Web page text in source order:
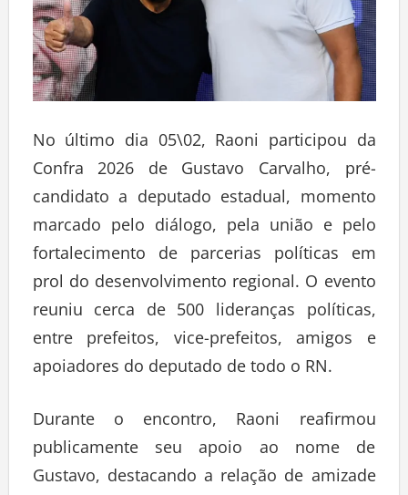
No último dia 05\02, Raoni participou da
Confra 2026 de Gustavo Carvalho, pré-
candidato a deputado estadual, momento
marcado pelo diálogo, pela união e pelo
fortalecimento de parcerias políticas em
prol do desenvolvimento regional. O evento
reuniu cerca de 500 lideranças políticas,
entre prefeitos, vice-prefeitos, amigos e
apoiadores do deputado de todo o RN.
Durante o encontro, Raoni reafirmou
publicamente seu apoio ao nome de
Gustavo, destacando a relação de amizade